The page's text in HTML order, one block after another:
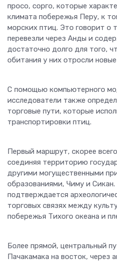
просо, сорго, которые
климата побережья Перу, к
морских птиц. Это говорит о
перевезли через Анды и
достаточно долго для того,
обитания у них отросли новые
С помощью компьютерного
исследователи также
торговые пути, которые
транспортировки птиц.
Первый маршрут, скорее
соединяя территорию
другими могущественными
образованиями, Чиму и Сикан.
подтверждается
торговых связях между
побережья Тихого океана и
Более прямой, центральный
Пачакамака на восток, через